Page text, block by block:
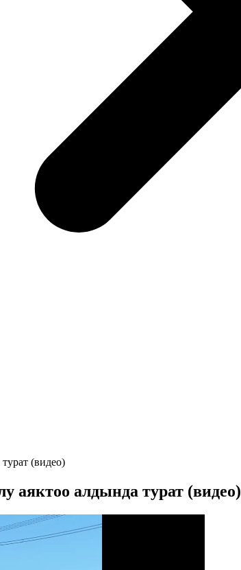
(видео)
аяктоо алдында турат (видео)